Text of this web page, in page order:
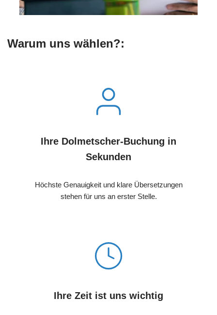
Warum uns wählen?:
Ihre Dolmetscher-Buchung in
Sekunden
Höchste Genauigkeit und klare Übersetzungen
stehen für uns an erster Stelle.
Ihre Zeit ist uns wichtig